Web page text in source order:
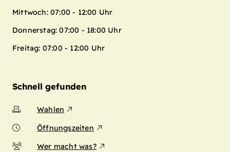
Mittwoch: 07:00 - 12:00 Uhr
Donnerstag: 07:00 - 18:00 Uhr
Freitag: 07:00 - 12:00 Uhr
Schnell gefunden
Wahlen
Öffnungszeiten
Wer macht was?